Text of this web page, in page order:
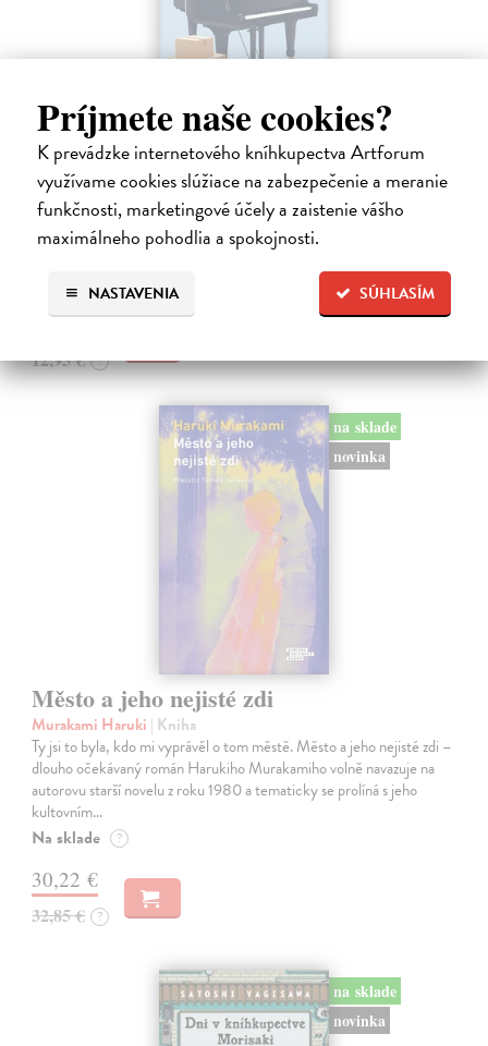
Príjmete naše cookies?
K prevádzke internetového kníhkupectva Artforum
využívame cookies slúžiace na zabezpečenie a meranie
funkčnosti, marketingové účely a zaistenie vášho
maximálneho pohodlia a spokojnosti.
SÚHLASÍM
NASTAVENIA
Rieka času
Mercier Pascal| Kniha
Pascal Mercier bol vždy majstrom filozofického rozprávania. Romány
Nočný vlak do Lisabonu či Váha slov podnietili milióny čitateľov k
zamysleniu sa nad veľkými témami, ako sú identita, sloboda, čas či…
Na sklade
12,30 €
12,95 € ?
na sklade
novinka
Město a jeho nejisté zdi
Murakami Haruki | Kniha
Ty jsi to byla, kdo mi vyprávěl o tom městě. Město a jeho nejisté zdi –
dlouho očekávaný román Harukiho Murakamiho volně navazuje na
autorovu starší novelu z roku 1980 a tematicky se prolíná s jeho
kultovním…
Na sklade ?
30,22 €
32,85 € ?
na sklade
novinka